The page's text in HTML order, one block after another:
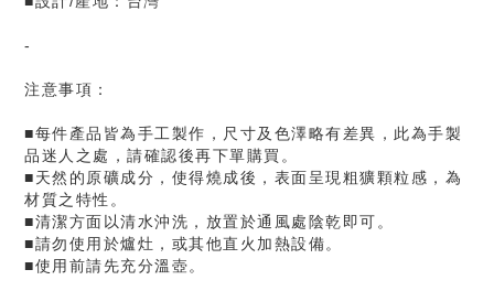
-
注意事項：
■每件產品皆為手工製作，尺寸及色澤略有差異，此為手製
品迷人之處，請確認後再下單購買。
■天然的原礦成分，使得燒成後，表面呈現粗獷顆粒感，為
材質之特性。
■清潔方面以清水沖洗，放置於通風處陰乾即可。
■請勿使用於爐灶，或其他直火加熱設備。
■使用前請先充分溫壺。